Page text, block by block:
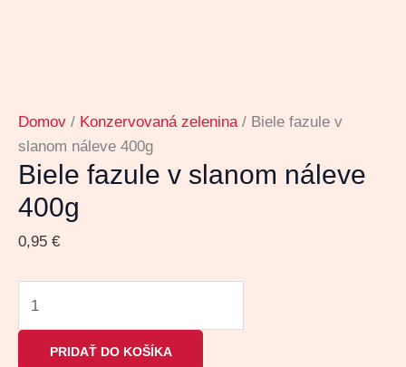
Domov / Konzervovaná zelenina/ Biele fazule v
slanom náleve 400g
Biele fazule v slanom náleve
400g
0,95 €
PRIDAŤ DO KOŠÍKA